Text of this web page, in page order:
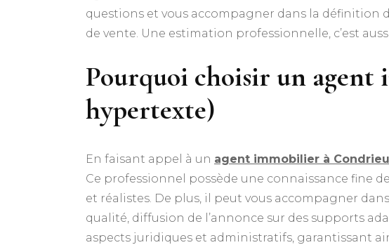
questions et vous accompagner dans la définition
de vente. Une estimation professionnelle, c’est
Pourquoi choisir un agent
hypertexte)
En faisant appel à un agent immobilier à Condrieu
Ce professionnel possède une connaissance fine
et réalistes. De plus, il peut vous accompagner
qualité, diffusion de l’annonce sur des supports
aspects juridiques et administratifs, garantissant